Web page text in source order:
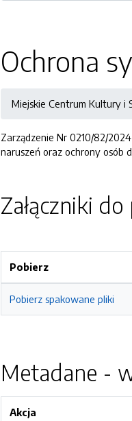
Ochrona
Miejskie Centrum Kultury i
Zarządzenie Nr 0210/82/
naruszeń oraz ochrony osób
Załączniki
Pobierz
Pobierz spakowane pliki
Metadane -
Akcja